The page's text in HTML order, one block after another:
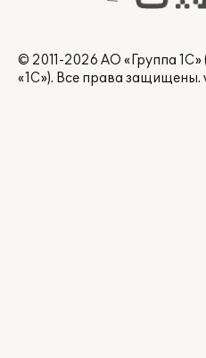
© 2011-2026 АО «Группа
«1С»). Все права защищены.